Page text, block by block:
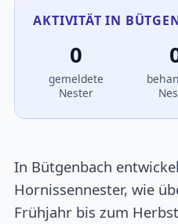
AKTIVITÄT IN
0
gemeldete
Nester
In Bütgenbach
Hornissennester, wie
Frühjahr bis zum